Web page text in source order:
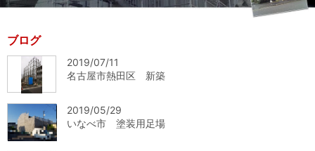
ブログ
2019/07/11
名古屋市熱田区 新築
2019/05/29
いなべ市 塗装用足場